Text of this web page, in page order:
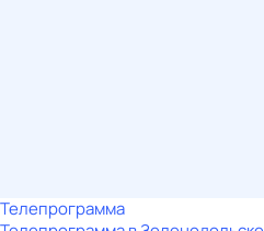
Телепрограмма